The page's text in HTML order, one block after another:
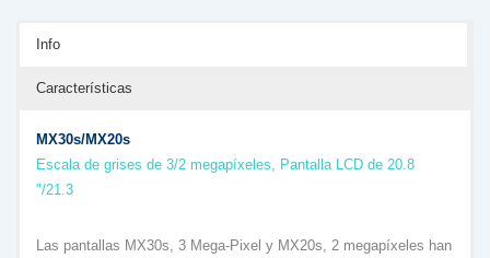
Info
Características
MX30s/MX20s
Escala de grises de 3/2 megapíxeles, Pantalla LCD de 20.8
"/21.3
Las pantallas MX30s, 3 Mega-Pixel y MX20s, 2 megapíxeles han